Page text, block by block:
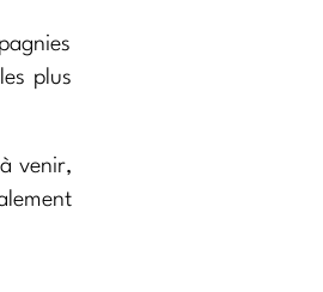
plus
venir,